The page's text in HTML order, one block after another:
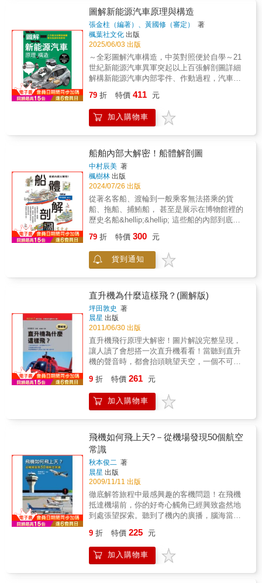
透過清晰分類、圖文對照與深入淺出的解說，
讓專業知識轉化為易於理解的內容，無論是入
門讀者或資深鐵道迷，都能在書中獲得知識與
閱讀的雙重滿足。本書特色★車輛收錄最完
整，台灣鐵道一次到位完整網羅台鐵、高鐵、
林鐵、糖鐵、捷運與觀光列車，收錄180種以上
現役與經典車輛，打造最全面的台灣鐵道車輛
圖鑑。★分類清晰，快速建立車輛知識架構依
車種系統化編排，從機車、電聯車到客貨車，
條理分明，輕鬆掌握各型車輛差異與特色。★
圖文並茂，專業與易讀兼具大量彩色圖片搭配
深入淺出的文字說明，讓新手也能輕鬆入門，
展與技術解析，不只認識火車，更理解台灣鐵
道的文化與演進。
技革新，系統性梳理產業結構變化與未來趨
勢。內容結合市場數據、機隊發展、航網布局
與商業模式分析，並深入探討 Airbus 與
Boeing 等製造商策略，以及新興市場崛起對全
球版圖的重塑影響。同時納入安全監管、供應
鏈韌性與人工智慧應用等最新議題，呈現航空
作為全球經濟動脈的真實樣貌。本書兼具專業
深度與宏觀視角，適合航空從業人員、管理者
與產業觀察者閱讀，理解在動盪時代下，航空
圖解新能源汽車原理與構造
張金柱（編著）、黃國修（審定）
著
楓葉社文化 出版
2025/06/03 出版
～全彩圖解汽車構造，中英對照便於自學～21
世紀新能源汽車異軍突起以上百張解剖圖詳細
解構新能源汽車內部零件、作動過程，汽車內
以彩色簡略圖、原理圖、解剖圖、分解圖等形
式，詳細介紹汽車組成系統、組件和零件，複
雜的汽車結構、原理也能一目瞭然。◎全書分8
車、燃料電池汽車、天然氣汽車、液化石油氣
汽車。◎由「臺北科技大學車輛工程系教授」
兼「車輛低碳能源與系統研發中心主任」黃國
修審定，可供專業培訓使用，同時利於一般汽
車愛好者自學。汽車科技日新月異，21世紀更
是有「新能源汽車」異軍突起，除了大家最熟
悉、於2008年發布第一款純電動跑車的特斯
拉，新能源汽車還有混合動力汽車、燃料電池
汽車、天然氣汽車、液化石油氣汽車等各種系
汽車原理與構造》的張金柱主編，匯集多位汽
車專業講師共同編寫，繁體版由「臺北科技大
學車輛工程系教授」兼「車輛低碳能源與系統
系統化介紹新能源汽車的結構與原理：1～3章
詳細介紹新能源汽車的分類、馬達與電池種
類，從掌握基礎開始瞭解驅動原理、作動過程
等；4～8章分別以廣受歡迎的典型車型為例──
特斯拉純電動汽車、豐田Corolla雙擎轎車、
Mirai燃料電池汽車、奧迪A4天然氣汽車、Golf
液化石油氣汽車，解構各類新能源汽車的組成
照新能源汽車的分類，講解各種新能源汽車的
結構特點。．直觀性以簡略圖、原理圖、解剖
圖、分解圖等形式，詳細介紹新能源汽車的組
中英對照快速掌握術語英語。．易讀性以圖解
形式講述新能源汽車的原理與構造，直觀且易
於掌握，無任何基礎也能輕鬆學習。可作為學
習汽車技術的參考書、工具書，亦適合汽車專
業的師生、汽車技術人員、汽車維修人員以及
汽車愛好者使用！
79 折 特價 411 元
加入購物車
船舶內部大解密！船體解剖圖
中村辰美 著
楓樹林 出版
2024/07/26 出版
從著名客船、渡輪到一般乘客無法搭乘的貨
船、拖船、捕鮪船， 甚至是展示在博物館裡的
歷史名船&hellip;&hellip; 這些船的內部到底長
經常能看到支撐著島國經濟的浩蕩船隻
&mdash;&mdash; 貨船在波光粼粼的港邊隨引
水船氣定神閒地徐徐駛入港灣、休憩並補充燃
的華麗郵輪轟然直立地停靠在基隆與高雄港
邊， 讓人不禁幻想起在如此的金碧輝煌中杯觥
交錯，一幅幅在海風吹拂下的浪漫。 無論是客
船、貨船甚至是漁船的大小各異船隻， 是否好
奇那些船的裡面到底長什麼樣子呢？ ★31種用
途✕36艘經典日本船舶✕船隻專門插畫家
&mdash;&mdash;中村辰美★ ▍從二戰前便延
續至今的美食客船&mdash;&mdash;國際郵輪
日本丸（第3代） 日本丸有著相當多樣的艙房
平方公尺並配有私人管家的最高級豪華套房，
到在現代郵輪中幾乎可稱得上瀕危物種的最下
層圓窗房， 任何房型都一應俱全。所有餐點也
的三餐外， 在頂層甲板泳池旁的露天平臺上，
可以品嚐黑毛和牛的漢堡與熱狗， 甚至還有宵
夜可以享用，每一種餐點都美味得令人難以置
信。 航行中，船上任何地方都有表演者提供各
式表演， 或舉辦文化講座、遊戲大賽等各種活
動，完全不用擔心會過得無聊。 ▍一般市民也
能輕易搭船，可做帆航訓練的小型帆船
&mdash;&mdash;前進未來 前進未來主要提供
不過也舉辦很多以一般市民為對象的航海體驗
課程。 出港後最有趣的莫過於隨著「Two six
heave！」的吆喝聲， 不分陸地上的身分和年
79 折 特價 300 元
貨到通知
直升機為什麼這樣飛？(圖解版)
坪田敦史 著
晨星 出版
2011/06/30 出版
直升機飛行原理大解密！圖片解說完整呈現，
讓人讀了會想搭一次直升機看看！當聽到直升
機的聲音時，都會抬頭眺望天空，一個不可思
帥氣？它是如何飛起來的？又是怎麼停止在空
中？究竟可以飛多高、多快、多遠？如果能夠
坐一次直升機一定會是畢生難忘的經驗。直升
交通工具。因此，不管是新聞報導現場、患者
緊急搬送（直升機救援）、山區物資輸送、山
區、海上等受難者的搜索、救援，以及噴灑農
藥、遊覽飛行到軍用等應用層面相當地廣泛。
本書將從書中將從飛行原理、用途、種類、構
造、操縱方法，各種關於直升機的疑問到停機
場的設置等，比較各種直升機，分析其性能與
特徵，藉以解開「懸停」於空中不會墜下的飛
行高科技，以照片及圖表徹底解說！ 本書特色
1. 本書以各種彩圖及圖表為讀者鉅細靡遺地介
搭一次直升機看看。2. 目前台灣市面上沒有此
類和直升機相關的書籍，目前有不少人在玩遙
控飛機（包含直升機），可以吸引此類玩家和
9 折 特價 261 元
加入購物車
飛機如何飛上天?－從機場發現50個航空
常識
秋本俊二 著
晨星 出版
2009/11/11 出版
徹底解答旅程中最感興趣的客機問題！在飛機
抵達機場前，你的好奇心觸角已經興致盎然地
到處張望探索。聽到了機內的廣播，腦海當中
是，位處高空的當時卻沒有人能為你解答這個
問題，結果，對於種種疑問你還是百思不得其
解。越是喜歡翱翔天際的旅行，各式各樣的問
9 折 特價 225 元
加入購物車